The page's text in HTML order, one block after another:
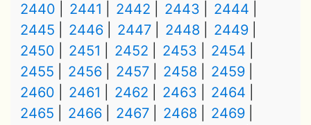
2440
2441 2442 2443
2444
2445
2446 2447 2448
2449
2450
2451 2452 2453
2454
2455
2456 2457 2458
2459
2460
2461 2462 2463
2464
2465
2466 2467 2468
2469